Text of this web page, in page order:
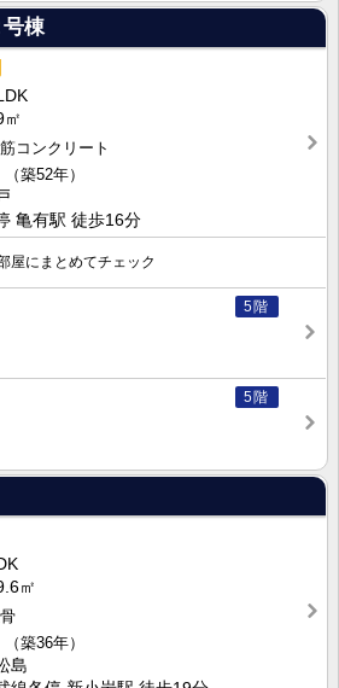
棟
㎡
コンクリート
（築52年）
亀有駅 徒歩16分
屋にまとめてチェック
5階
5階
㎡
（築36年）
島